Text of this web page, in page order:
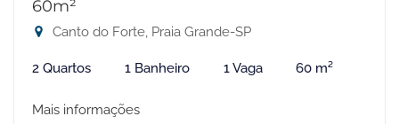
60m²
Canto do Forte, Praia Grande-SP
2 Quartos 1 Banheiro 1 Vaga 60 m²
Mais informações